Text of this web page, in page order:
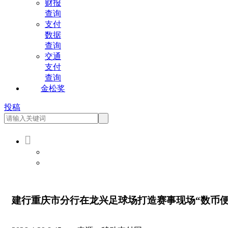
财报
查询
支付
数据
查询
交通
支付
查询
金松奖
投稿

建行重庆市分行在龙兴足球场打造赛事现场“数币